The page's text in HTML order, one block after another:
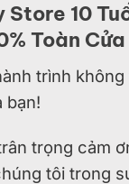
Store 10
Toàn
trình
bạn!
trọng cảm
tôi trong